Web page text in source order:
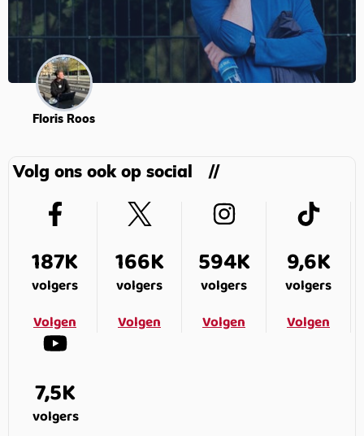
Floris Roos
Volg ons ook op social
187K
volgers
Volgen
166K
volgers
Volgen
594K
volgers
Volgen
9,6K
volgers
Volgen
7,5K
volgers